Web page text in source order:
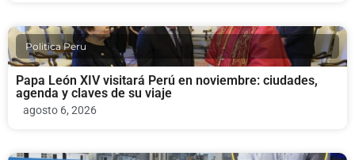
Politica Peru
Papa León XIV visitará Perú en noviembre: ciudades,
agenda y claves de su viaje
agosto 6, 2026